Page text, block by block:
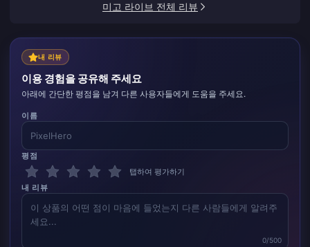
미고 라이브 전체 리뷰
내 리뷰
이용 경험을 공유해 주세요
아래에 간단한 평점을 남겨 다른 사용자들에게 도움을 주세요.
이름
평점
탭하여 평가하기
내 리뷰
0/500